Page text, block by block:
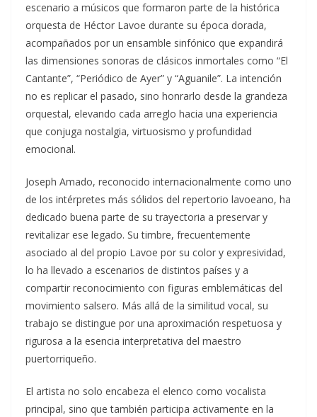
escenario a músicos que formaron parte de la histórica
orquesta de Héctor Lavoe durante su época dorada,
acompañados por un ensamble sinfónico que expandirá
las dimensiones sonoras de clásicos inmortales como “El
Cantante”, “Periódico de Ayer” y “Aguanile”. La intención
no es replicar el pasado, sino honrarlo desde la grandeza
orquestal, elevando cada arreglo hacia una experiencia
que conjuga nostalgia, virtuosismo y profundidad
emocional.
Joseph Amado, reconocido internacionalmente como uno
de los intérpretes más sólidos del repertorio lavoeano, ha
dedicado buena parte de su trayectoria a preservar y
revitalizar ese legado. Su timbre, frecuentemente
asociado al del propio Lavoe por su color y expresividad,
lo ha llevado a escenarios de distintos países y a
compartir reconocimiento con figuras emblemáticas del
movimiento salsero. Más allá de la similitud vocal, su
trabajo se distingue por una aproximación respetuosa y
rigurosa a la esencia interpretativa del maestro
puertorriqueño.
El artista no solo encabeza el elenco como vocalista
principal, sino que también participa activamente en la